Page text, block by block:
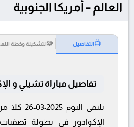
العالم – أمريكا الجنوبية
📺التفاصيل 🧩التشكيلة وخطة
تفاصيل مباراة تشيلي و
يلتقى
الإكوادور فى بطولة